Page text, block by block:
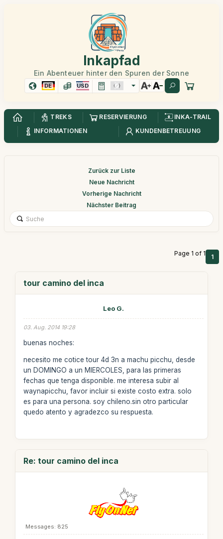
Inkapfad
Ein Abenteuer hinter den Spuren der Sonne
DE USD
TREKS RESERVIERUNG
INKA-TRAIL
INFORMATIONEN
KUNDENBETREUUNG
Zurück zur Liste
Neue Nachricht
Vorherige Nachricht
Nächster Beitrag
Page 1 of 1 1
tour camino del inca
Leo G.
03. Aug. 2014 19:28
buenas noches:
necesito me cotice tour 4d 3n a machu picchu, desde
un DOMINGO a un MIERCOLES, para las primeras
fechas que tenga disponible. me interesa subir al
waynapicchu, favor incluir si existe costo extra. solo
es para una persona. soy chileno.sin otro particular
quedo atento y agradezco su respuesta.
Re: tour camino del inca
Messages: 825